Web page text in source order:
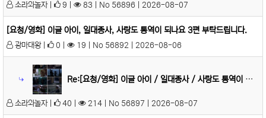
소라와놀자 | 9 | 83 | No 56896 | 2026-08-07
[요청/영화] 이글 아이, 일대종사, 사랑도 통역이 되나요 3편 부탁드립니다.
광마대왕 | 0 | 19 | No 56892 | 2026-08-06
Re:[요청/영화] 이글 아이 / 일대종사 / 사랑도 통역이 되나요
소라와놀자 | 40 | 214 | No 56897 | 2026-08-07